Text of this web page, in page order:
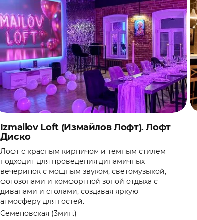
Izmailov Loft (Измайлов Лофт). Лофт
Диско
Лофт с красным кирпичом и темным стилем
подходит для проведения динамичных
вечеринок с мощным звуком, светомузыкой,
фотозонами и комфортной зоной отдыха с
диванами и столами, создавая яркую
атмосферу для гостей.
Семеновская (3мин.)